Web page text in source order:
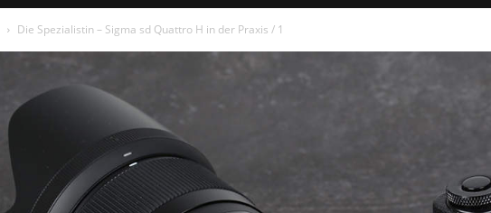
Die Spezialistin – Sigma sd Quattro H in der Praxis / 1